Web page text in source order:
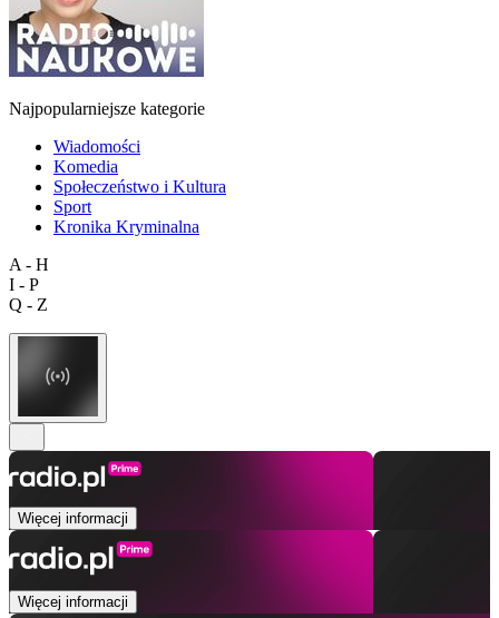
Najpopularniejsze kategorie
Wiadomości
Komedia
Społeczeństwo i Kultura
Sport
Kronika Kryminalna
A - H
I - P
Q - Z
Więcej informacji
Więcej informacji